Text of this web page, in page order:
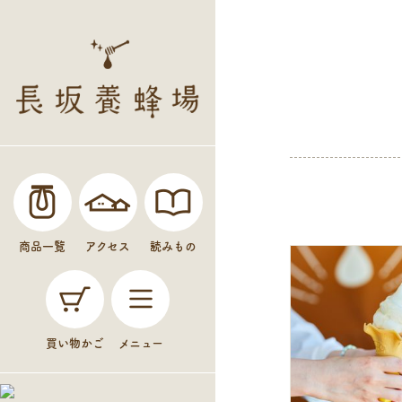
商品一覧 アクセス 読みもの
買い物かご メニュー